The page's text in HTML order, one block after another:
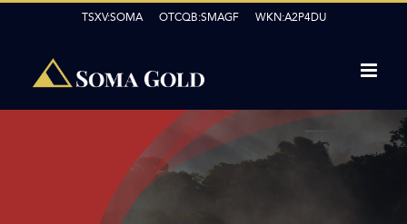
content
TSXV:SOMA OTCQB:SMAGF WKN:A2P4DU